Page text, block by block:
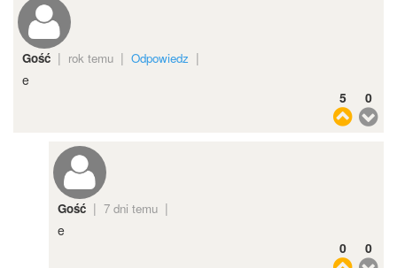
Gość | rok temu | Odpowiedz |
e
5
0
Gość | 7 dni temu |
e
0
0